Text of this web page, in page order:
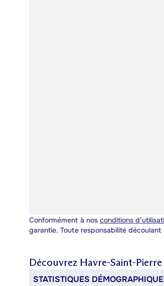
Conformément à nos conditions
garantie. Toute responsabilité
Découvrez Havre-Saint-Pierre
STATISTIQUES